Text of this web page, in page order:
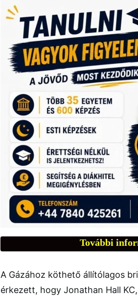
További
A Gázához köthető állítólagos
érkezett, hogy Jonathan Hall